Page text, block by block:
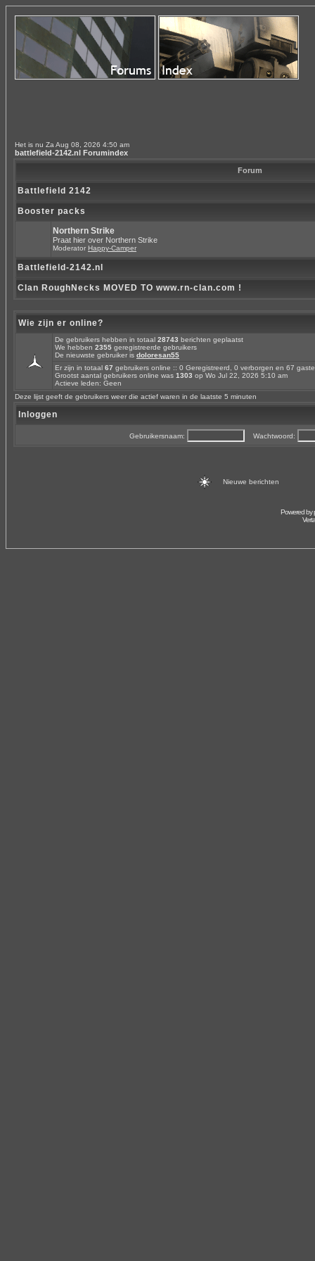
Het is nu Za Aug 08, 2026 4:50 am
battlefield-2142.nl Forumindex
Forum
Battlefield 2142
Booster packs
Northern Strike
Praat hier over Northern Strike
Moderator Happy-Camper
Battlefield-2142.nl
Clan RoughNecks MOVED TO www.rn-clan.com !
Wie zijn er online?
De gebruikers hebben in totaal 28743 berichten geplaatst
We hebben 2355 geregistreerde gebruikers
De nieuwste gebruiker is doloresan55
Er zijn in totaal 67 gebruikers online :: 0 Geregistreerd, 0 verborgen en 67
Grootst aantal gebruikers online was 1303 op Wo Jul 22, 2026 5:10 am
Actieve leden: Geen
Deze lijst geeft de gebruikers weer die actief waren in de laatste 5 minuten
Inloggen
Gebruikersnaam: Wachtwoord:
Nieuwe berichten
Powered by